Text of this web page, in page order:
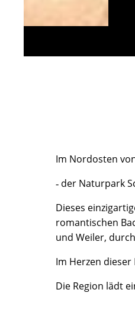
Im Nordosten
- der Naturpark
Dieses
romantischen
und Weiler,
Im Herzen
Die Region lädt